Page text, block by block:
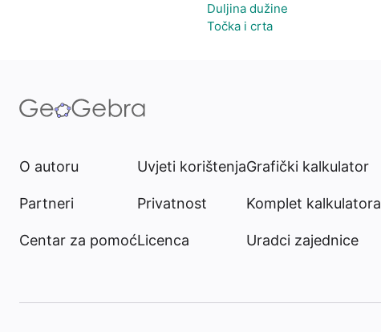
Duljina dužine
Točka i crta
O autoru
Partneri
Centar za pomoć
Uvjeti korištenja
Privatnost
Licenca
Grafički kalkulator
Komplet kalkulatora
Uradci zajednice